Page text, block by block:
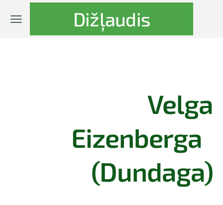
Dižļaudis
Velga
Eizenberga
(Dundaga)